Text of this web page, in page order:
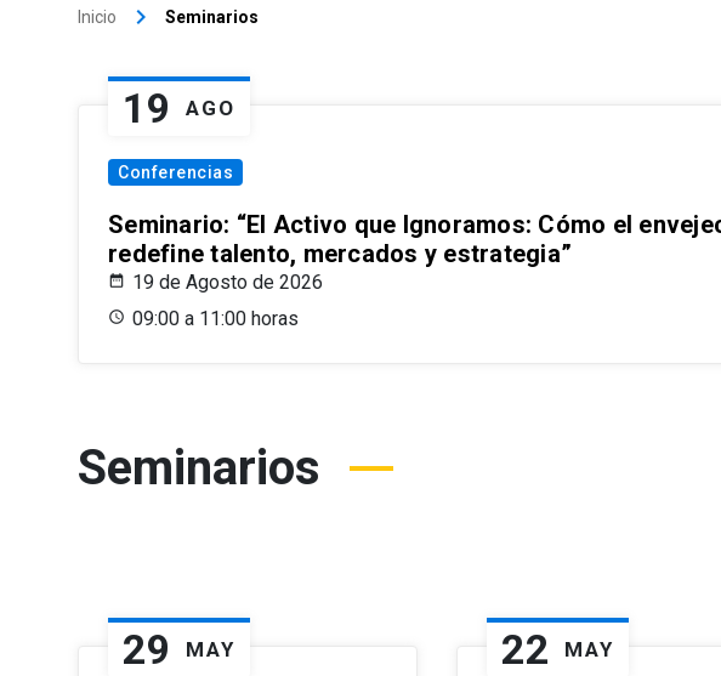
Inicio keyboard_arrow_right Seminarios
19 AGO
Conferencias
Seminario: “El Activo que Ignoramos: Cómo el
redefine talento, mercados y estrategia”
19 de Agosto de 2026
09:00 a 11:00 horas
Seminarios
29 MAY 22 MAY